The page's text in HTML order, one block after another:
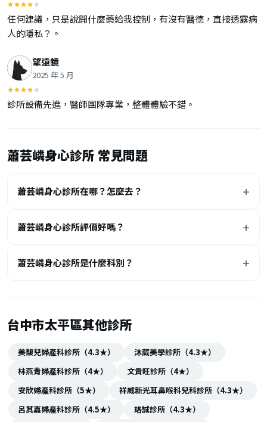
任何建議，只是說開什麼藥給我控制，有沒有醫德，直接透露病
人的隱私？。
望遠鏡
2025 年 5 月
診所設備先進，醫師團隊專業，整體體驗不錯。
蕭芸嶙身心診所 常見問題
蕭芸嶙身心診所在哪？怎麼去？
蕭芸嶙身心診所評價好嗎？
蕭芸嶙身心診所是什麼科別？
台中市太平區其他診所
美馥兒婦產科診所（4.3★）
沐葳美學診所（4.3★）
林燕青婦產科診所（4★）
文貴旺診所（4★）
安欣婦產科診所（5★）
祥威新光耳鼻喉科兒科診所（4.3★）
呂其嘉婦產科診所（4.5★）
珞誠診所（4.3★）